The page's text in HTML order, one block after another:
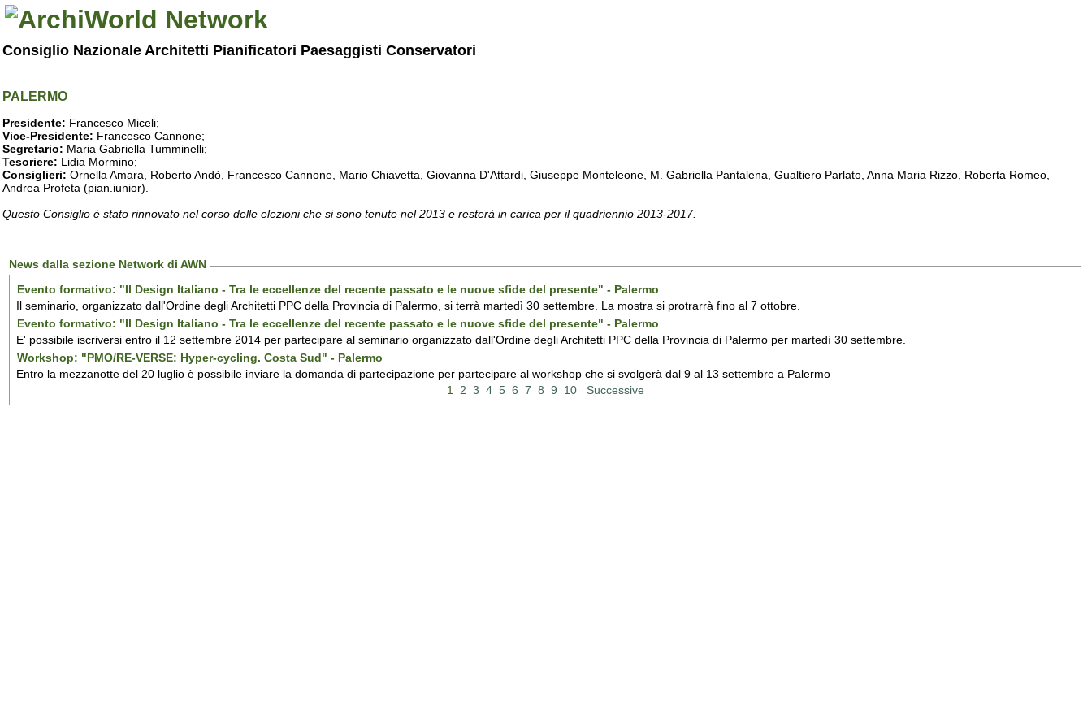
Consiglio Nazionale Architetti Pianificatori Paesaggisti Conservatori
PALERMO
Presidente: Francesco Miceli;
Vice-Presidente: Francesco Cannone;
Segretario: Maria Gabriella Tumminelli;
Tesoriere: Lidia Mormino;
Consiglieri: Ornella Amara, Roberto Andò, Francesco Cannone, Mario Chiavetta, Giovanna D'Attardi, Giuseppe Monteleone, M. Gabriella Pantalena, Gualtiero Parlato, Anna Maria Rizzo, Roberta Romeo,
Andrea Profeta (pian.iunior).
Questo Consiglio è stato rinnovato nel corso delle elezioni che si sono tenute nel 2013 e resterà in carica per il quadriennio 2013-2017.
News dalla sezione Network di AWN
Evento formativo: "Il Design Italiano - Tra le eccellenze del recente passato e le nuove sfide del presente" - Palermo
Il seminario, organizzato dall'Ordine degli Architetti PPC della Provincia di Palermo, si terrà martedì 30 settembre. La mostra si protrarrà fino al 7 ottobre.
Evento formativo: "Il Design Italiano - Tra le eccellenze del recente passato e le nuove sfide del presente" - Palermo
E' possibile iscriversi entro il 12 settembre 2014 per partecipare al seminario organizzato dall'Ordine degli Architetti PPC della Provincia di Palermo per martedì 30 settembre.
Workshop: "PMO/RE-VERSE: Hyper-cycling. Costa Sud" - Palermo
Entro la mezzanotte del 20 luglio è possibile inviare la domanda di partecipazione per partecipare al workshop che si svolgerà dal 9 al 13 settembre a Palermo
1
2 3 4 5 6 7 8 9 10 Successive